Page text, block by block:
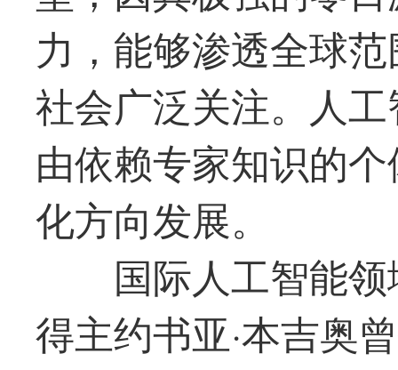
力，能够渗透全球
社会广泛关注。人
由依赖专家知识的
化方向发展。
国际人工智能
得主约书亚·本吉奥